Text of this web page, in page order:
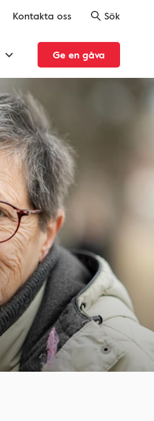
Kontakta oss Sök
Ge en gåva